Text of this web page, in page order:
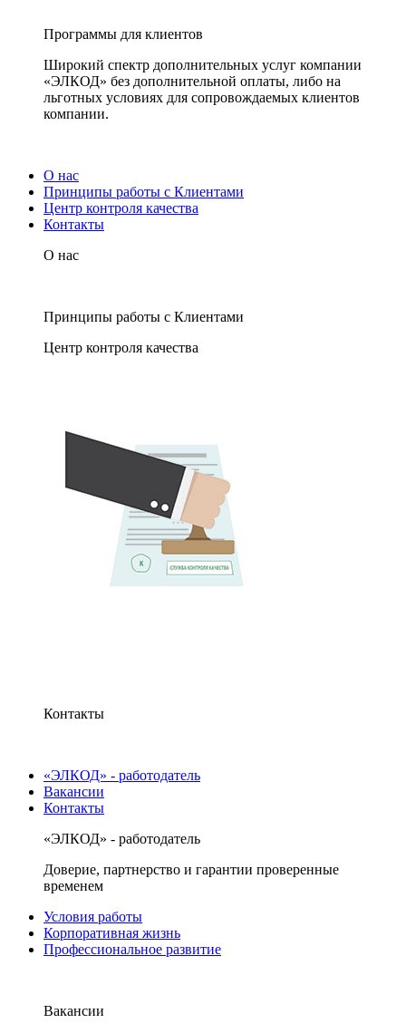
Программы для клиентов
Широкий спектр дополнительных услуг компании
«ЭЛКОД» без дополнительной оплаты, либо на
льготных условиях для сопровождаемых клиентов
компании.
О нас
Принципы работы с Клиентами
Центр контроля качества
Контакты
О нас
Принципы работы с Клиентами
Центр контроля качества
Контакты
«ЭЛКОД» - работодатель
Вакансии
Контакты
«ЭЛКОД» - работодатель
Доверие, партнерство и гарантии проверенные
временем
Условия работы
Корпоративная жизнь
Профессиональное развитие
Вакансии